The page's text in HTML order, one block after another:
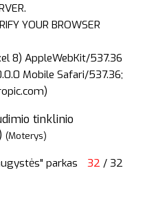
YOUR BROWSER
8) AppleWebKit/537.36
Mobile Safari/537.36;
tinklinio
(Moterys)
parkas 32 / 32